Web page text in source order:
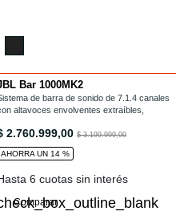
Bar 1000MK2
de-sonido/BAR-1000MK2.html
de barra de sonido de 7.1.4 canales
altavoces envolventes extraíbles,
de-sonido/BAR-
2.760.999,00 $ 3.199.999,00
AHORRA UN 14 %
6 cuotas sin interés
Comparar